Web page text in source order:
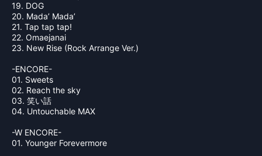
19. DOG
20. Mada’ Mada’
21. Tap tap tap!
22. Omaejanai
23. New Rise (Rock Arrange Ver.)
-ENCORE-
01. Sweets
02. Reach the sky
03. 笑い話
04. Untouchable MAX
-W ENCORE-
01. Younger Forevermore